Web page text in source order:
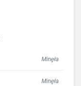
Minęła
Minęła